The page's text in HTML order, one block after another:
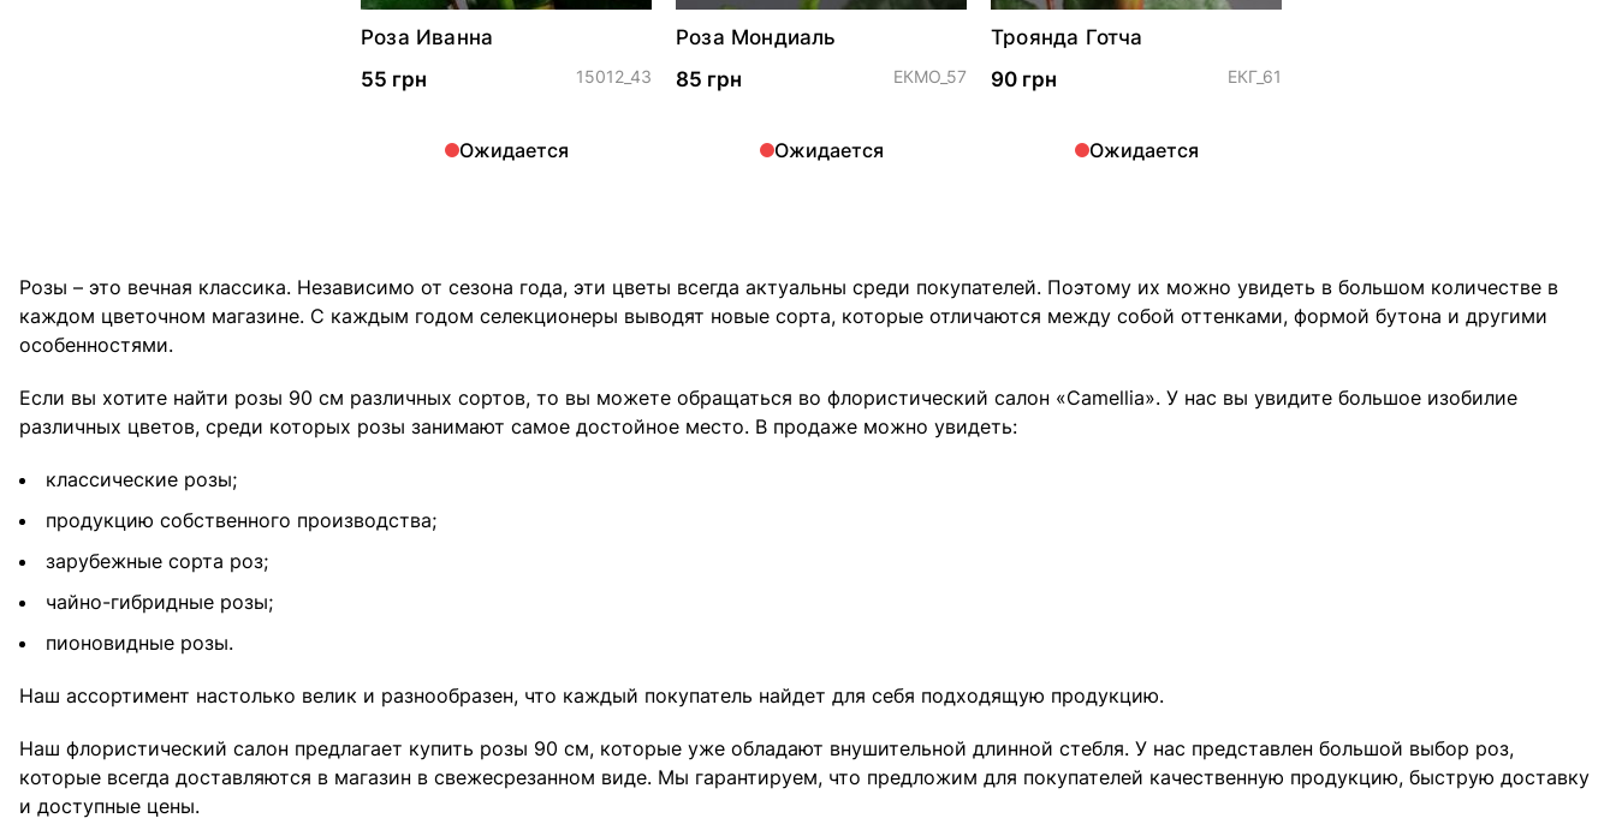
Роза Иванна
55 грн
15012_43
Ожидается
Роза Мондиаль
85 грн
ЕКМО_57
Ожидается
Троянда Готча
90 грн
ЕКГ_61
Ожидается
Розы – это вечная классика. Независимо от сезона года, эти цветы всегда актуальны среди покупателей. Поэтому их можно увидеть в большом количестве в
каждом цветочном магазине. С каждым годом селекционеры выводят новые сорта, которые отличаются между собой оттенками, формой бутона и другими
особенностями.
Если вы хотите найти розы 90 см различных сортов, то вы можете обращаться во флористический салон «Camellia». У нас вы увидите большое изобилие
различных цветов, среди которых розы занимают самое достойное место. В продаже можно увидеть:
классические розы;
продукцию собственного производства;
зарубежные сорта роз;
чайно-гибридные розы;
пионовидные розы.
Наш ассортимент настолько велик и разнообразен, что каждый покупатель найдет для себя подходящую продукцию.
Наш флористический салон предлагает купить розы 90 см, которые уже обладают внушительной длинной стебля. У нас представлен большой выбор роз,
которые всегда доставляются в магазин в свежесрезанном виде. Мы гарантируем, что предложим для покупателей качественную продукцию, быструю доставку
и доступные цены.